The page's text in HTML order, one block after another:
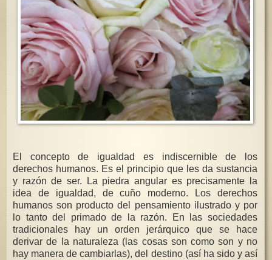
El concepto de igualdad es indiscernible de los
derechos humanos. Es el principio que les da sustancia
y razón de ser. La piedra angular es precisamente la
idea de igualdad, de cuño moderno. Los derechos
humanos son producto del pensamiento ilustrado y por
lo tanto del primado de la razón. En las sociedades
tradicionales hay un orden jerárquico que se hace
derivar de la naturaleza (las cosas son como son y no
hay manera de cambiarlas), del destino (así ha sido y así